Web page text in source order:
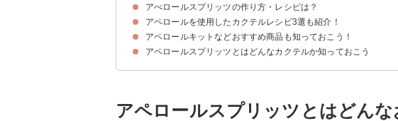
アペロールスプリッツの味わい
アぺロールスプリッツのアルコール度数は8度程度
アぺロールスプリッツの作り方・レシピは？
材料
作り方・手順
アペロールを使用したカクテルレシピ3選も紹介！
①アペロールモーニ
②アペロールオレンジ
③ヴェネツィアモヒート
アペロールキットなどおすすめ商品も知っておこう！
①アペロール + チンザノ プロセッコ セット｜4780円 送料込み
②アペロールスプリッツトライアルキット(350ml+375ml)｜2123円 送料
アペロールスプリッツとはどんなカクテルか知っておこう
アペロールスプリッツとはどん